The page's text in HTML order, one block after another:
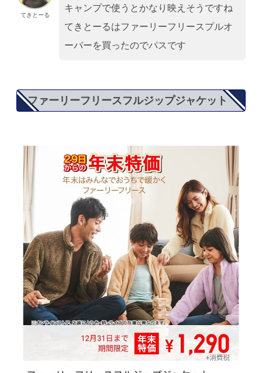
てきとーる
キャンプで使うとかなり映えそうですね
てきとーるはファーリーフリースプルオ
ーバーを買ったのでパスです
ファーリーフリースフルジップジャケット